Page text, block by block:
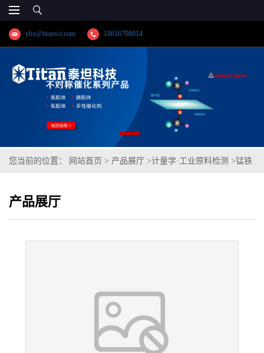
yhx@titansci.com 18616708014
您当前的位置： 网站首页 > 产品展厅 >计量学·工业原料检测 >锰铁
产品展厅